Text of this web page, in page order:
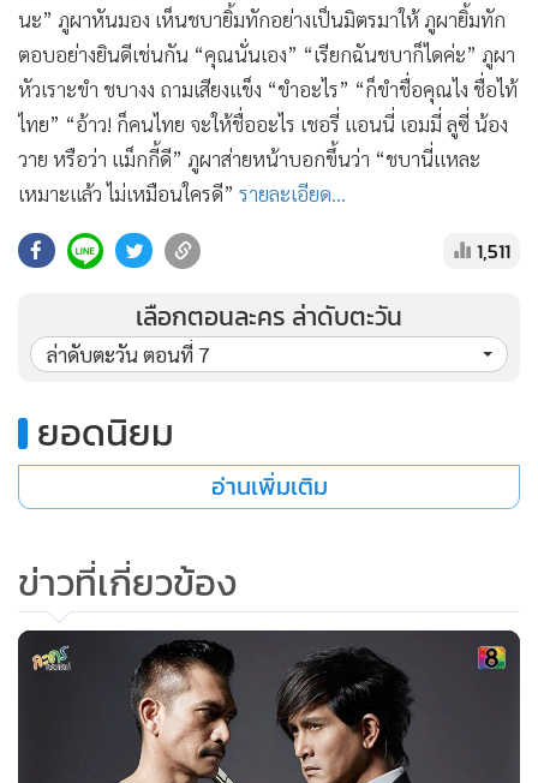
• กองทุนรวม
• Celeb Online
• Factcheck
• ญี่ปุ่น
• News1
• Gotomanager
นะ” ภูผาหันมอง เห็นชบายิ้มทักอย่างเป็นมิตรมาให้ ภูผายิ้มทัก
ตอบอย่างยินดีเช่นกัน “คุณนั่นเอง” “เรียกฉันชบาก็ไดค่ะ” ภูผา
หัวเราะขำ ชบางง ถามเสียงแข็ง “ขำอะไร” “ก็ขำชื่อคุณไง ชื่อไท้
ไทย” “อ้าว! ก็คนไทย จะให้ชื่ออะไร เชอรี่ แอนนี่ เอมมี่ ลูซี่ น้อง
วาย หรือว่า แม็กกี้ดี” ภูผาส่ายหน้าบอกขึ้นว่า “ชบานี่แหละ
เหมาะแล้ว ไม่เหมือนใครดี” รายละเอียด...
1,511
เลือกตอนละคร ล่าดับตะวัน
ล่าดับตะวัน ตอนที่ 7
ยอดนิยม
อ่านเพิ่มเติม
ข่าวที่เกี่ยวข้อง